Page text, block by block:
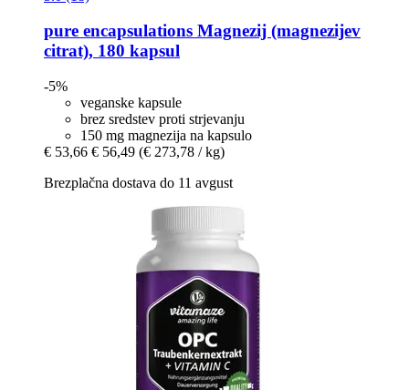
pure encapsulations Magnezij (magnezijev
citrat), 180 kapsul
-5%
veganske kapsule
brez sredstev proti strjevanju
150 mg magnezija na kapsulo
€ 53,66 € 56,49 (€ 273,78 / kg)
Brezplačna dostava do 11 avgust